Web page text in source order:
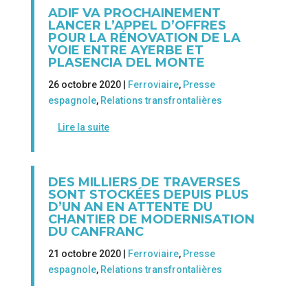
ADIF VA PROCHAINEMENT
LANCER L’APPEL D’OFFRES
POUR LA RÉNOVATION DE LA
VOIE ENTRE AYERBE ET
PLASENCIA DEL MONTE
26 octobre 2020 | Ferroviaire, Presse
espagnole, Relations transfrontalières
Lire la suite
DES MILLIERS DE TRAVERSES
SONT STOCKÉES DEPUIS PLUS
D’UN AN EN ATTENTE DU
CHANTIER DE MODERNISATION
DU CANFRANC
21 octobre 2020 | Ferroviaire, Presse
espagnole, Relations transfrontalières